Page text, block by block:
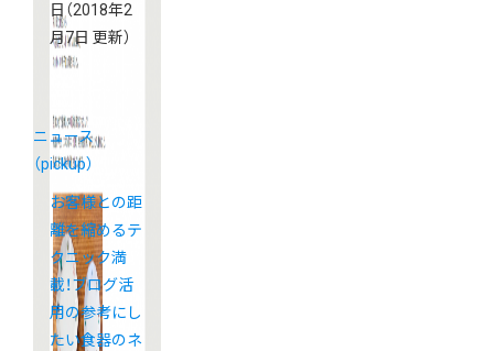
日 （2018年2
月7日 更新）
ニュース
（pickup）
お客様との距
離を縮めるテ
クニック満
載！ブログ活
用の参考にし
たい食器のネ